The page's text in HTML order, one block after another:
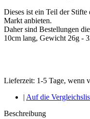
Dieses ist ein Teil der
Markt anbieten.
Daher sind Bestellungen
10cm lang, Gewicht 26g -
Lieferzeit: 1-5 Tage, wenn
| Auf die
Beschreibung